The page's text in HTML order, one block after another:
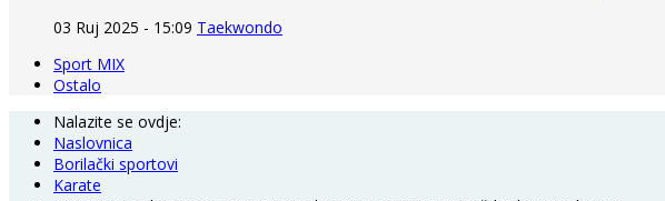
03 Ruj 2025 - 15:09 Taekwondo
Sport MIX
Ostalo
Nalazite se ovdje:
Naslovnica
Borilački sportovi
Karate